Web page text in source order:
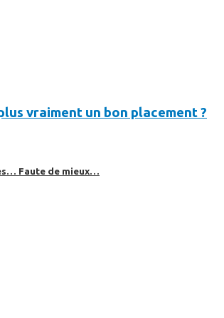
Faute de mieux…
vraiment un bon placement ?